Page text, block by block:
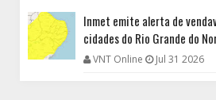
Inmet emite alerta de
cidades do Rio Grande do
VNT Online Jul 31 2026